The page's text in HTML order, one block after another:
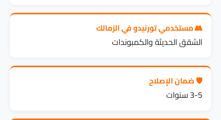
👥 مستخدمي تورنيدو في الزمالك
الشقق الحديثة والكمبوندات
🛡️ ضمان الإصلاح
3-5 سنوات